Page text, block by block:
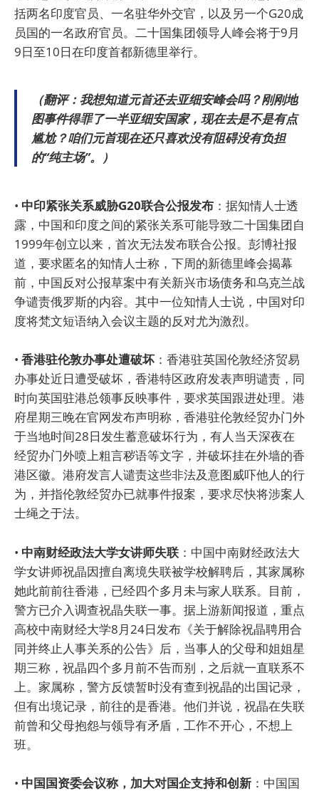
括两名印度官员、一名驻华外交官，以及另一个G20成
员国的一名政府官员。二十国集团领导人峰会将于9月
9日至10日在印度首都新德里举行。
（翻评：我想知道元首还去亚细安峰会吗？刚刚地
图事件得罪了一半亚细安国家，现在去是不是有点
尴尬？咱们元首现在还只喜欢没有阻碍没有负担
的“纯主场”。）
• 中印紧张关系威胁G20联合公报发布 ：据知情人士透
露，中国和印度之间的紧张关系可能导致二十国集团自
1999年创立以来，首次无法发布联合公报。彭博社报
道，要求匿名的知情人士称，下周的新德里峰会揭幕
前，中国反对公报草案中有关新兴市场债务和乌克兰战
争谴责俄罗斯的内容。其中一位知情人士说，中国对印
度将梵文短语纳入会议主题的反对尤为激烈。
• 香港驻伦敦办事处遭破坏 ：香港驻英国伦敦经济贸易
办事处近日遭受破坏，香港特区政府发表声明谴责，同
时向英国驻港总领事反映事件，要求英国跟进处理。港
府星期三晚在官网发布声明称，香港驻伦敦经贸办门外
于当地时间28日发生蓄意破坏行为，有人当天深夜在
经贸办门外喷上粗言秽语等文字，并破坏挂在外墙的香
港区徽。港府发言人谴责这些非法及意图威吓他人的行
为，并指伦敦经贸办已就事件报案，要求尽快将涉案人
士绳之于法。
• 中南财经政法大学女讲师失联 ：中国中南财经政法大
学女讲师祝晶因擅自离境失联被学校解聘后，其家属称
她此前前往香港，已经四个多月未与家人联系。目前，
警方已介入调查祝晶失联一事。据上游新闻报道，重点
高校中南财经大学8月24日发布《关于解除祝晶聘用合
同并终止人事关系的公告》后，当事人的父母和姐姐星
期三称，祝晶四个多月前不告而别，之后就一直联系不
上。家属称，警方反馈暂时没有查到祝晶的出国记录，
但有出境记录，前往的是香港。他们并说，祝晶在失联
前曾和父母抱怨与领导有矛盾，工作不开心，不想上
班。
• 中国国资委会议称，加大对国企支持和创新 ：中国国